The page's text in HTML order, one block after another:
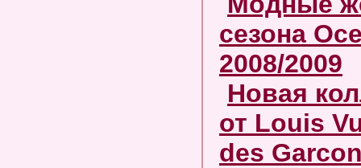
сезона
2008/2009
Новая
от Louis
des